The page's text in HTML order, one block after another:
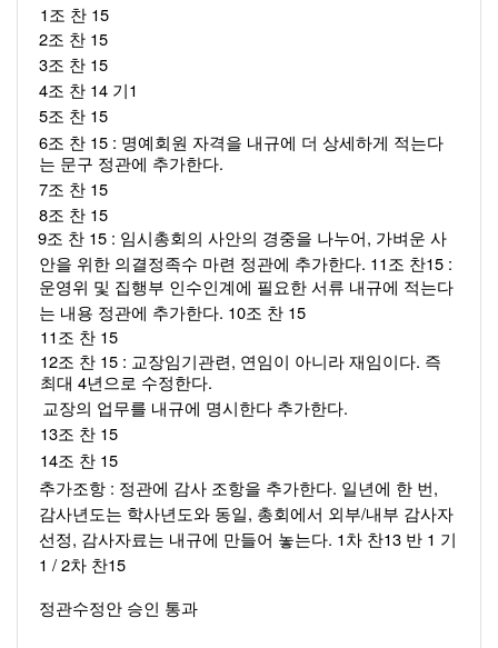
1 조 찬 15
2조 찬 15
3조 찬 15
4조 찬 14 기 1
5조 찬 15
6조 찬 15 : 명예회원 자격을 내규에 더 상세하게 적는다
는 문구 정관에 추가한다.
7조 찬 15
8조 찬 15
9조 찬 15 : 임시총회의 사안의 경중을 나누어 , 가벼운 사
안을 위한 의결정족수 마련 정관에 추가한다. 11 조 찬
운영위 및 집행부 인수인계에 필요한 서류 내규에 적는다
는 내용 정관에 추가한다. 10조 찬 15
11 조 찬 15
12조 찬 15 : 교장임기관련 , 연임이 아니라 재임이다. 즉
최대 4년으로 수정한다.
교장의 업무를 내규에 명시한다 추가한다.
13조 찬 15
14조 찬 15
추가조항 : 정관에 감사 조항을 추가한다. 일년에 한 번
감사년도는 학사년도와 동일, 총회에서 외부/내부 감사자
선정, 감사자료는 내규에 만들어 놓는다. 1 차 찬13 반 1 기
1 / 2차 찬15
정관수정안 승인 통과